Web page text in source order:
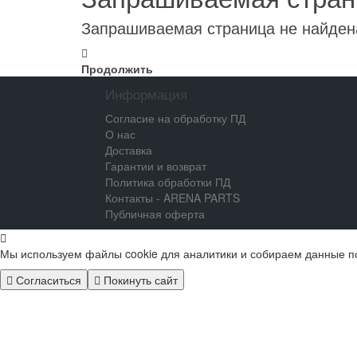
Запрашиваемая страница не
Продолжить
Информация
Согласие на обработку ПД
О нас
Доставка
Гарантии и возврат
Политика обработки ПД
Контакты - ARENA PARTS
Публичная оферта
Мы используем файлы cookie для аналитики и собираем данные
Согласиться
Покинуть сайт